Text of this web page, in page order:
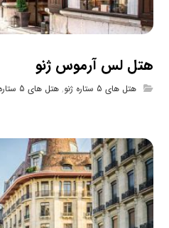
هتل لس آرموس ژنو
هتل های 5 ستاره ژنو ,هتل های 5 ستاره